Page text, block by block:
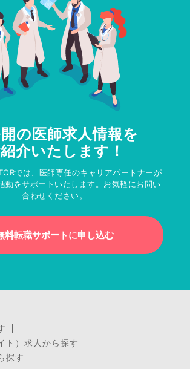
の医師求人情報を
介いたします！
では、医師専任のキャリアパートナーが
動をサポートいたします。お気軽にお問い
合わせください。
料転職サポートに申し込む
ト）求人から探す
探す